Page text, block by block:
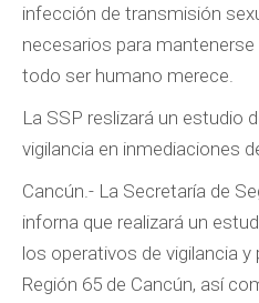
infección de transmisión
necesarios para
todo ser humano merece.
La SSP reslizará un estudio
vigilancia en inmediaciones
Cancún.- La Secretaría de
inforna que realizará un
los operativos de vigilancia
Región 65 de Cancún, así